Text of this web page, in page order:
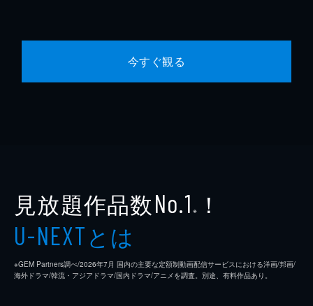
今すぐ観る
見放題作品数No.1 ※ ！
U-NEXTとは
※GEM Partners調べ/2026年7⽉ 国内の主要な定額制動画配信サービスにおける洋画/邦画/
海外ドラマ/韓流・アジアドラマ/国内ドラマ/アニメを調査。別途、有料作品あり。